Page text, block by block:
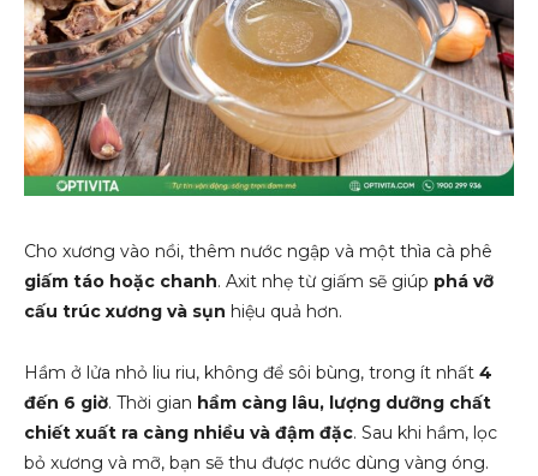
Cho xương vào nồi, thêm nước ngập và một thìa cà phê
giấm táo hoặc chanh. Axit nhẹ từ giấm sẽ giúp phá vỡ
cấu trúc xương và sụn hiệu quả hơn.
Hầm ở lửa nhỏ liu riu, không để sôi bùng, trong ít nhất 4
đến 6 giờ. Thời gian hầm càng lâu, lượng dưỡng chất
chiết xuất ra càng nhiều và đậm đặc. Sau khi hầm, lọc
bỏ xương và mỡ, bạn sẽ thu được nước dùng vàng óng.